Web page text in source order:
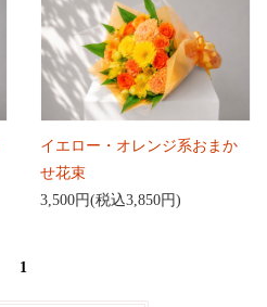
イエロー・オレンジ系おまか
せ花束
3,500円(税込3,850円)
1